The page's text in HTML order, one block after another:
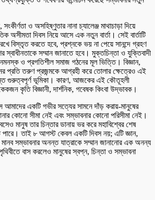
ও অসহিষ্ণুতার নানা চ্যালেঞ্জ মাথাচাড়া দিয়ে
অসীমতা দিবস নিয়ে আসে এক নতুন বার্তা। সেই বার্তাটি
বিস্তৃত করতে হবে, প্রশ্নকে ভয় না পেয়ে সানন্দে গ্রহণ
স্বাধীনতাকে সম্মান জানাতে হবে। মুক্তচিন্তা ও যুক্তিবাদী
ও প্রগতিশীল সমাজ গঠনের মূল ভিত্তি। বিজ্ঞান,
প্রতি তরুণ প্রজন্মকে আগ্রহী করে তোলার ক্ষেত্রেও এই
গুরুত্বপূর্ণ ভূমিকা। কারণ, আজকের এই কৌতূহলী
কৃতি বিজ্ঞানী, দার্শনিক, গবেষক কিংবা উদ্ভাবক।
একটি গভীর সত্যের সামনে দাঁড় করায়-মানুষের
কোনো সীমা নেই এবং সম্ভাবনার কোনো পরিসীমা নেই।
মানুষ তার চিন্তার ডানায় ভর করে মহাবিশ্বের শেষ
তাই ৮ আগস্ট কেবল একটি দিবস নয়; এটি জ্ঞান,
সম্ভাবনার অনন্ত যাত্রাকে সম্মান জানানোর এক অনন্য
বাস করলেও মানুষের স্বপ্ন, চিন্তা ও সম্ভাবনা